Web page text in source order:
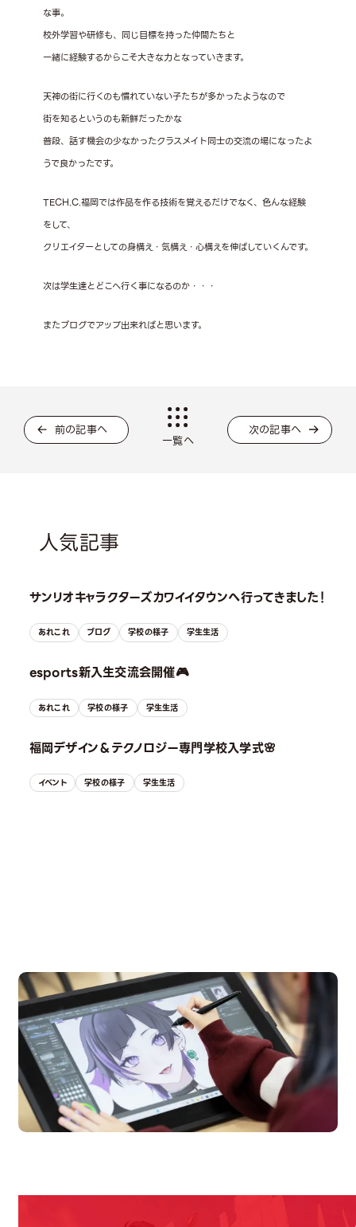
な事。
校外学習や研修も、同じ目標を持った仲間たちと
一緒に経験するからこそ大きな力となっていきます。
天神の街に行くのも慣れていない子たちが多かったようなので
街を知るというのも新鮮だったかな
普段、話す機会の少なかったクラスメイト同士の交流の場になったよ
うで良かったです。
TECH.C.福岡では作品を作る技術を覚えるだけでなく、色んな経験
をして、
クリエイターとしての身構え・気構え・心構えを伸ばしていくんです。
次は学生達とどこへ行く事になるのか・・・
またブログでアップ出来ればと思います。
前の記事へ
一覧へ
次の記事へ
人気記事
サンリオキャラクターズカワイイタウンへ行ってきました！
あれこれ ブログ 学校の様子 学生生活
esports新入生交流会開催🎮
あれこれ 学校の様子 学生生活
福岡デザイン＆テクノロジー専門学校入学式🌸
イベント 学校の様子 学生生活
Campus Open